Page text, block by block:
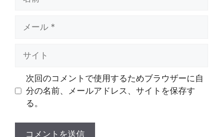
次回のコメントで使用するためブラウザーに自
分の名前、メールアドレス、サイトを保存す
る。